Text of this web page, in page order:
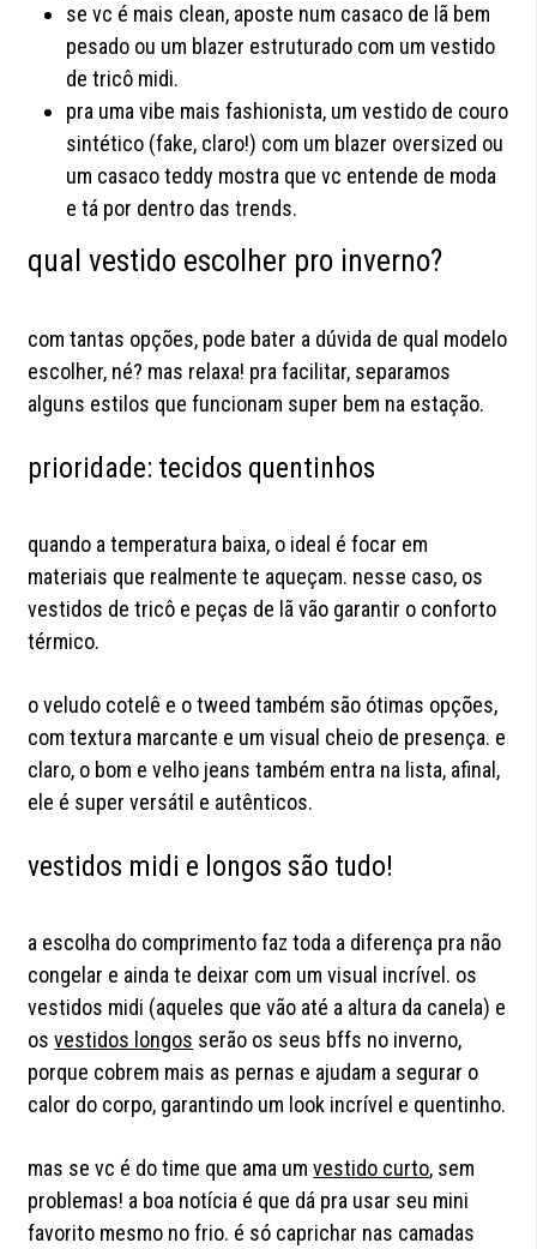
se vc é mais clean, aposte num casaco de lã bem
pesado ou um blazer estruturado com um vestido
de tricô midi.
pra uma vibe mais fashionista, um vestido de couro
sintético (fake, claro!) com um blazer oversized ou
um casaco teddy mostra que vc entende de moda
e tá por dentro das trends.
qual vestido escolher pro inverno?
com tantas opções, pode bater a dúvida de qual modelo
escolher, né? mas relaxa! pra facilitar, separamos
alguns estilos que funcionam super bem na estação.
prioridade: tecidos quentinhos
quando a temperatura baixa, o ideal é focar em
materiais que realmente te aqueçam. nesse caso, os
vestidos de tricô e peças de lã vão garantir o conforto
térmico.
o veludo cotelê e o tweed também são ótimas opções,
com textura marcante e um visual cheio de presença. e
claro, o bom e velho jeans também entra na lista, afinal,
ele é super versátil e autênticos.
vestidos midi e longos são tudo!
a escolha do comprimento faz toda a diferença pra não
congelar e ainda te deixar com um visual incrível. os
vestidos midi (aqueles que vão até a altura da canela) e
osvestidos longos serão os seus bffs no inverno,
porque cobrem mais as pernas e ajudam a segurar o
calor do corpo, garantindo um look incrível e quentinho.
mas se vc é do time que ama umvestido curto, sem
problemas! a boa notícia é que dá pra usar seu mini
favorito mesmo no frio. é só caprichar nas camadas